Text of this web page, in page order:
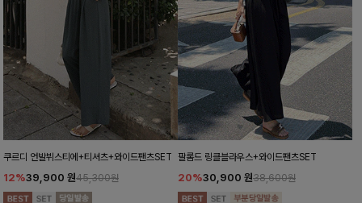
쿠르디 언발뷔스티에+티셔츠+와이드팬츠SET
12%39,900 원45,300원
팔롬드 링클블라우스+와이드팬츠SET
20%30,900 원38,600원